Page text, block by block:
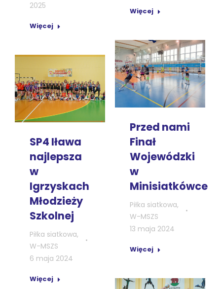
2025
Więcej
Więcej
Przed nami
Finał
Wojewódzki
w
Minisiatkówce
Piłka siatkowa,
W-MSZS
13 maja 2024
Więcej
SP4 Iława
najlepsza
w
Igrzyskach
Młodzieży
Szkolnej
Piłka siatkowa,
W-MSZS
6 maja 2024
Więcej